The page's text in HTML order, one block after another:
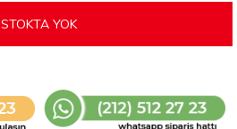
STOKTA YOK